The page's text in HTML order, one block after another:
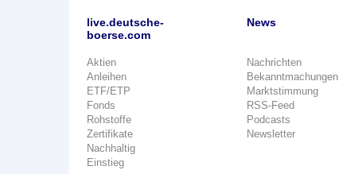
live.deutsche-
boerse.com
Aktien
Anleihen
ETF/ETP
Fonds
Rohstoffe
Zertifikate
Nachhaltig
Einstieg
News
Nachrichten
Bekanntmachungen
Marktstimmung
RSS-Feed
Podcasts
Newsletter